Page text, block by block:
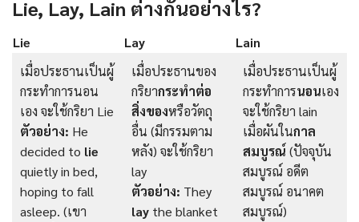
Lie, Lay, Lain ต่างกันอย่างไร?
Lie Lay
Lain
เมื่อประธานเป็นผู้
กระทำการนอน
เอง จะใช้กริยา Lie
ตัวอย่าง: He
decided to lie
quietly in bed,
hoping to fall
asleep. (เขา
เมื่อประธานของ
กริยากระทำต่อ
สิ่งของหรือวัตถุ
อื่น (มีกรรมตาม
หลัง) จะใช้กริยา
lay
ตัวอย่าง: They
lay the blanket
เมื่อประธานเป็นผู้
กระทำการนอนเอง
จะใช้กริยา lain
เมื่อผันในกาล
สมบูรณ์ (ปัจจุบัน
สมบูรณ์ อดีต
สมบูรณ์ อนาคต
สมบูรณ์)